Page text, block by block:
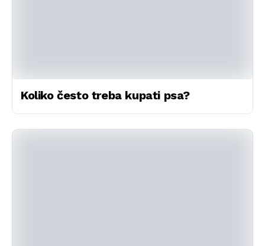
Koliko često treba kupati psa?